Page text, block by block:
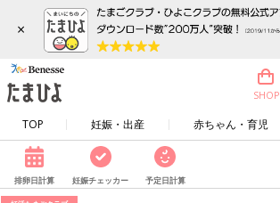
×
TOP 妊娠・出産 赤ちゃん・育児
SHOP
排卵日計算 妊娠チェッカー 予定日計算